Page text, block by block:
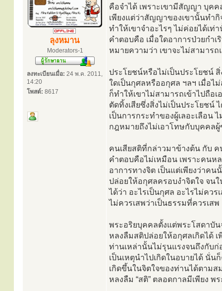
ลุงหมาน
Moderators-1
ลงทะเบียนเมื่อ: 24 พ.ค. 2011,
14:20
โพสต์: 8617
คือจำได้ เพราะเขามีสัญญา บุคค
เพียงแต่ว่าสัญญาของเขานั้นทำกิ
ทำให้เขาจำอะไรๆ ไม่ค่อยได้เท่
คำตอบคือ เมื่อใดอาการป่วยกำเ
หมายความว่า เขาจะไม่สามารถ
ประโยชน์หรือไม่เป็นประโยชน์
ใดเป็นกุศลหรืออกุศล ฯลฯ เมื่อไ
ก็ทำให้เขาไม่สามารถเข้าไปถือ
ตัดทิ้งเสียซึ่งสิ่งไม่เป็นประโยชน์
เป็นการกระทำของผู้เลอะเลือน
กฎหมายถึงไม่เอาโทษกับบุคคล
คนเสียสติที่กล่าวมาข้างต้น กับ
คำตอบคือไม่เหมือน เพราะคนห
อาการทางจิต เป็นแต่เพียงว่าค
ปล่อยให้อกุศลครอบงำจิตใจ จน
ได้ว่า อะไรเป็นกุศล อะไรไม่ควร
ไม่ควรเสพว่าเป็นธรรมที่ควรเสพ
พระอริยบุคคลตั้งแต่พระโสดาบั
หลงลืมสติปล่อยให้อกุศลเกิดได้
ท่านเหล่านั้นไม่รุนแรงจนถึงกับก่
เป็นเหตุนำไปเกิดในอบายได้ นั่น
เกิดขึ้นในจิตใจของท่านได้ตาม
หลงลืม “สติ” ตลอดกาลมีเพียง พ